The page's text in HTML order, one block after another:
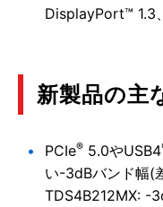
DisplayPort™ 1.3
新製品の主
PCIe® 5.0やUSB4
い-3dBバンド幅(
TDS4B212MX: -